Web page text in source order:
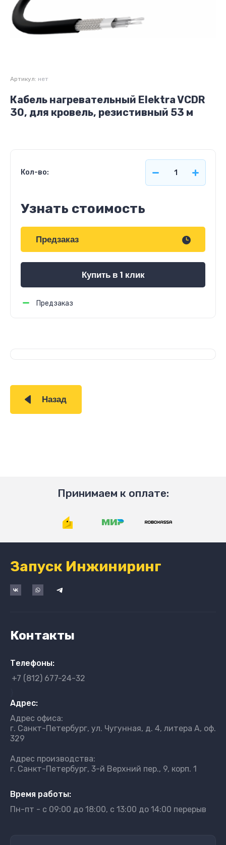
Артикул: нет
Кабель нагревательный Elektra VCDR
30, для кровель, резистивный 53 м
Кол-во:
Узнать стоимость
Предзаказ
Купить в 1 клик
Предзаказ
Назад
Принимаем к оплате:
Запуск Инжиниринг
Контакты
Телефоны:
+7 (812) 677-24-32
Адрес:
Адрес офиса:
г. Санкт-Петербург, ул. Чугунная, д. 4, литера А, оф.
329
Адрес производства:
г. Санкт-Петербург, 3-й Верхний пер., 9, корп. 1
Время работы:
Пн-пт - с 09:00 до 18:00, с 13:00 до 14:00 перерыв